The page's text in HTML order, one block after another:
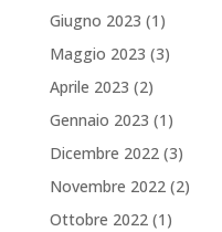
Giugno 2023 (1)
Maggio 2023 (3)
Aprile 2023 (2)
Gennaio 2023 (1)
Dicembre 2022(3)
Novembre 2022(2)
Ottobre 2022(1)